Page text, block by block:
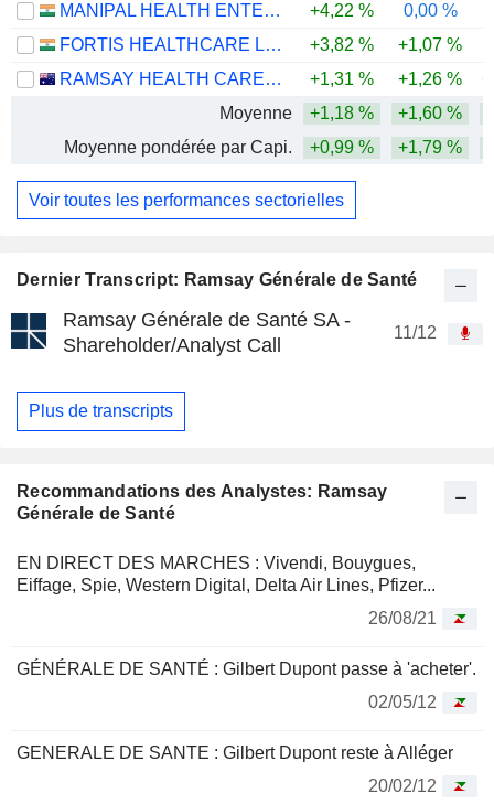
Dernier Transcript: Ramsay Générale de Santé
Ramsay Générale de Santé SA -
Shareholder/Analyst Call
11/12
Plus de transcripts
Recommandations des Analystes: Ramsay
Générale de Santé
EN DIRECT DES MARCHES : Vivendi, Bouygues,
Eiffage, Spie, Western Digital, Delta Air Lines, Pfizer...
26/08/21
GÉNÉRALE DE SANTÉ : Gilbert Dupont passe à 'acheter'.
02/05/12
GENERALE DE SANTE : Gilbert Dupont reste à Alléger
20/02/12
MANIPAL HEALTH ENTERPRISES LIMITED
+4,22 %
0,00 %
FORTIS HEALTHCARE LIMITED
+3,82 % +1,07 %
RAMSAY HEALTH CARE LIMITED
+1,31 % +1,26 %
Moyenne
+1,18 % +1,60 %
Moyenne pondérée par Capi.
+0,99 % +1,79 %
Voir toutes les performances sectorielles